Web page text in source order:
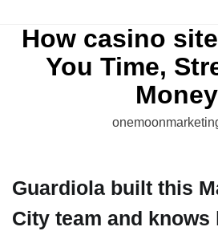
contentHow casino
You Time,
Guardiola built this
City team and knows